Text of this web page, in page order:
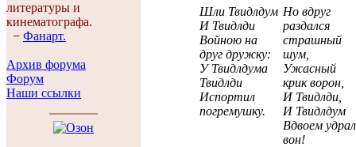
литературы и
кинематографа.
− Фанарт.
Архив форума
Форум
Наши ссылки
Шли Твидлдум
И Твидлди
Войною на
друг дружку:
У Твидлдума
Твидлди
Испортил
погремушку.
Но вдруг
раздался
страшный
шум,
Ужасный
крик ворон,
И Твидлди,
И Твидлдум
Вдвоем
вон!